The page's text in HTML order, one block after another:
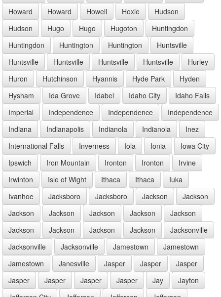
Howard
Howard Howell Hoxie
Hudson
Hudson
Hugo Hugo Hugoton
Huntingdon
Huntingdon
Huntington Huntington
Huntsville
Huntsville
Huntsville Huntsville Huntsville
Hurley
Huron
Hutchinson Hyannis Hyde Park
Hyden
Hysham
Ida Grove Idabel Idaho City
Idaho Falls
Imperial
Independence Independence
Independence
Indiana
Indianapolis Indianola Indianola
Inez
International Falls
Inverness Iola Ionia
Iowa City
Ipswich
Iron Mountain Ironton Ironton
Irvine
Irwinton
Isle of Wight Ithaca Ithaca
Iuka
Ivanhoe
Jacksboro Jacksboro Jackson
Jackson
Jackson
Jackson Jackson Jackson
Jackson
Jackson
Jackson Jackson Jackson
Jacksonville
Jacksonville
Jacksonville Jamestown
Jamestown
Jamestown
Janesville Jasper Jasper
Jasper
Jasper
Jasper Jasper Jasper Jay
Jayton